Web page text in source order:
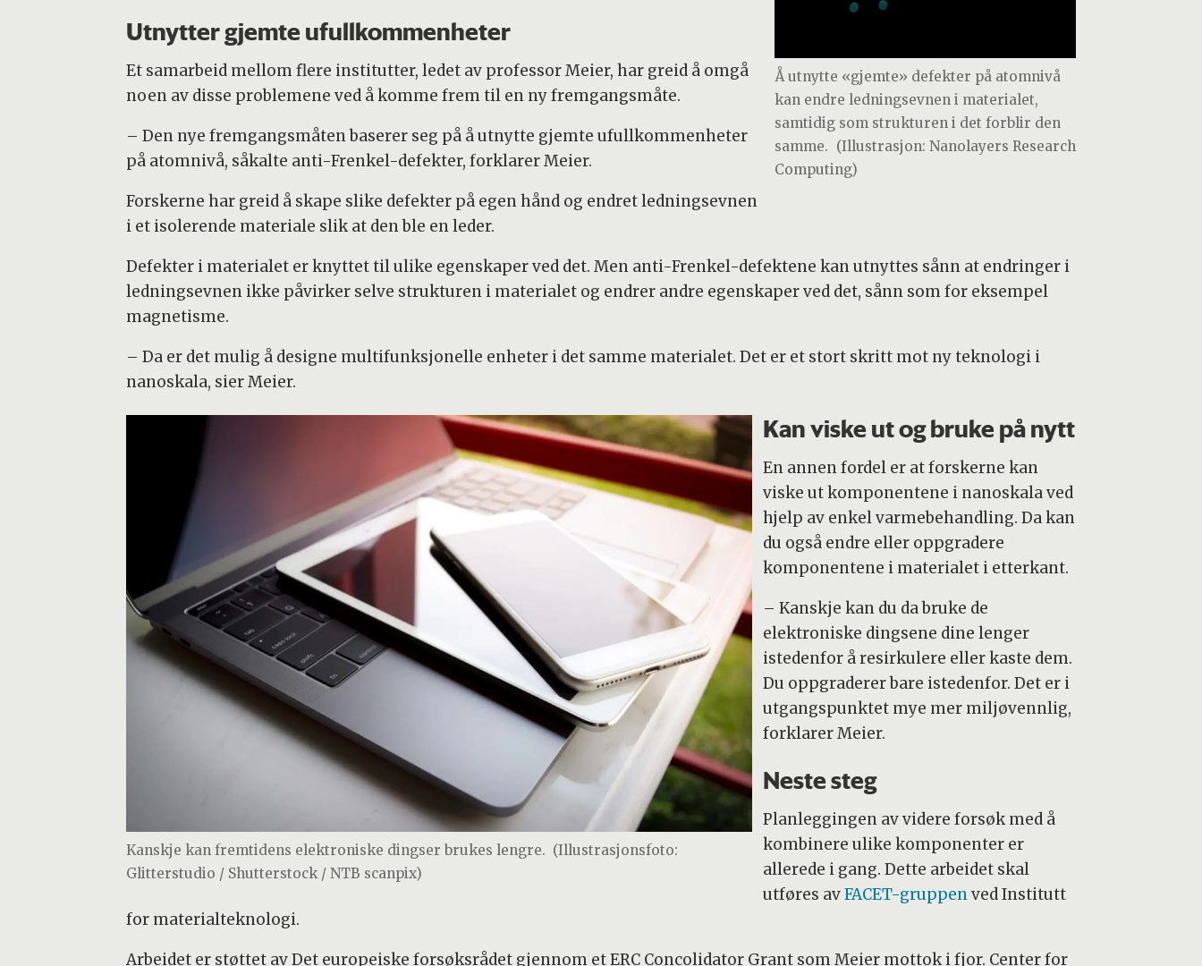
Å utnytte «gjemte» defekter på atomnivå
kan endre ledningsevnen i materialet,
samtidig som strukturen i det forblir den
samme. (Illustrasjon: Nanolayers Research
Computing)
Utnytter gjemte ufullkommenheter
Et samarbeid mellom flere institutter, ledet av professor Meier, har greid å omgå
noen av disse problemene ved å komme frem til en ny fremgangsmåte.
– Den nye fremgangsmåten baserer seg på å utnytte gjemte ufullkommenheter
på atomnivå, såkalte anti-Frenkel-defekter, forklarer Meier.
Forskerne har greid å skape slike defekter på egen hånd og endret ledningsevnen
i et isolerende materiale slik at den ble en leder.
Defekter i materialet er knyttet til ulike egenskaper ved det. Men anti-Frenkel-defektene kan utnyttes sånn at endringer i
ledningsevnen ikke påvirker selve strukturen i materialet og endrer andre egenskaper ved det, sånn som for eksempel
magnetisme.
– Da er det mulig å designe multifunksjonelle enheter i det samme materialet. Det er et stort skritt mot ny teknologi i
nanoskala, sier Meier.
Kanskje kan fremtidens elektroniske dingser brukes lengre. (Illustrasjonsfoto:
Glitterstudio / Shutterstock / NTB scanpix)
Kan viske ut og bruke på nytt
En annen fordel er at forskerne kan
viske ut komponentene i nanoskala ved
hjelp av enkel varmebehandling. Da kan
du også endre eller oppgradere
komponentene i materialet i etterkant.
– Kanskje kan du da bruke de
elektroniske dingsene dine lenger
istedenfor å resirkulere eller kaste dem.
Du oppgraderer bare istedenfor. Det er i
utgangspunktet mye mer miljøvennlig,
forklarer Meier.
Neste steg
Planleggingen av videre forsøk med å
kombinere ulike komponenter er
allerede i gang. Dette arbeidet skal
utføres avFACET-gruppenved Institutt
for materialteknologi.
Arbeidet er støttet av Det europeiske forsøksrådet gjennom et ERC Concolidator Grant som Meier mottok i fjor. Center for